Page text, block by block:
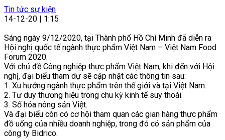
Tin tức sự kiện
14-12-20 | 1:15
Sáng ngày 9/12/2020, tại Thành phố Hồ Chí Minh đã diễn ra
Hội nghị quốc tế ngành thực phẩm Việt Nam – Việt Nam Food
Forum 2020.
Với chủ đề Công nghiệp thực phẩm Việt Nam, khi đến với Hội
nghị, đại biểu tham dự sẽ cập nhật các thông tin sau:
1. Xu hướng ngành thực phẩm trên thế giới và tại Việt Nam.
2. Tư duy thương hiệu trong chu kỳ kinh tế suy thoái.
3. Số hóa nông sản Việt.
Và đại biểu còn có cơ hội tham quan các gian hàng thực phẩm
đồ uống của nhiều doanh nghiệp, trong đó có sản phẩm của
công ty Bidrico.